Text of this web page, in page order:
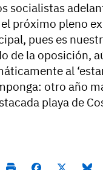
socialistas
próximo pleno
pues es
de la oposición,
al
otro año
playa de